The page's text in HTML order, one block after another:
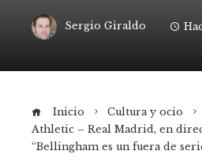
Sergio Giraldo
Inicio
Cultura y ocio
Athletic – Real Madrid, en
“Bellingham es un fuera de